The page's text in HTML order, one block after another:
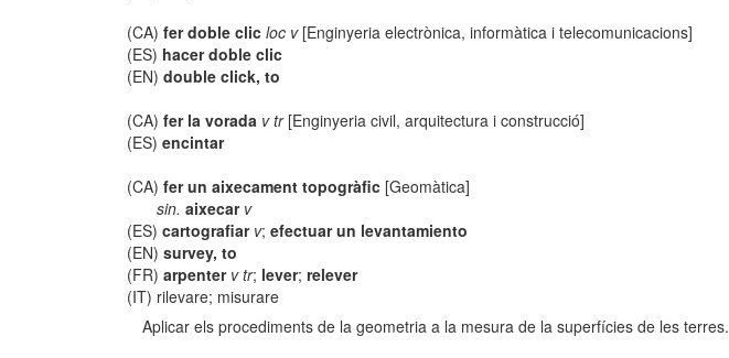
(CA)fer doble clic loc v[Enginyeria electrònica, informàtica i telecomunicacions]
(ES) hacer doble clic
(EN)double click, to
(CA)fer la vorada v tr[Enginyeria civil, arquitectura i construcció]
(ES)encintar
(CA)fer un aixecament topogràfic [Geomàtica]
sin. aixecar v
(ES)cartografiar v;efectuar un levantamiento
(EN)survey, to
(FR)arpenter v tr; lever;relever
(IT) rilevare; misurare
Aplicar els procediments de la geometria a la mesura de la superfícies de les terres.